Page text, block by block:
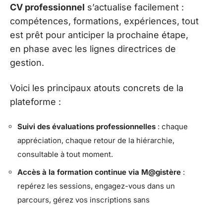
CV professionnel s’actualise facilement :
compétences, formations, expériences, tout
est prêt pour anticiper la prochaine étape,
en phase avec les lignes directrices de
gestion.
Voici les principaux atouts concrets de la
plateforme :
Suivi des évaluations professionnelles : chaque
appréciation, chaque retour de la hiérarchie,
consultable à tout moment.
Accès à la formation continue via M@gistère :
repérez les sessions, engagez-vous dans un
parcours, gérez vos inscriptions sans